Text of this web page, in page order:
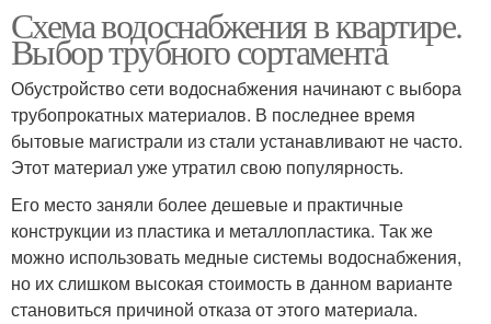
Схема водоснабжения в квартире.
Выбор трубного сортамента
Обустройство сети водоснабжения начинают с выбора
трубопрокатных материалов. В последнее время
бытовые магистрали из стали устанавливают не часто.
Этот материал уже утратил свою популярность.
Его место заняли более дешевые и практичные
конструкции из пластика и металлопластика. Так же
можно использовать медные системы водоснабжения,
но их слишком высокая стоимость в данном варианте
становиться причиной отказа от этого материала.